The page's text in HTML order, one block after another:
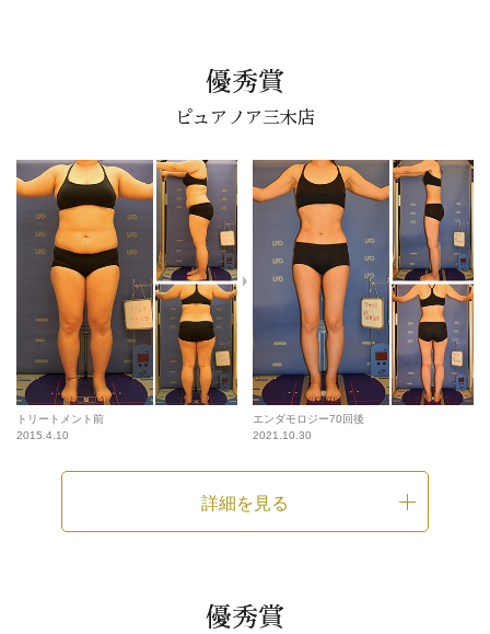
優秀賞
ピュアノア三木店
トリートメント前
2015.4.10
エンダモロジー70回後
2021.10.30
詳細を見る
優秀賞